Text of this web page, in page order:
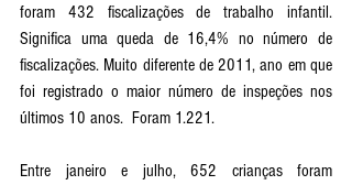
foram 432 fiscalizações de trabalho infantil.
Significa uma queda de 16,4% no número de
fiscalizações. Muito diferente de 2011, ano em que
foi registrado o maior número de inspeções nos
últimos 10 anos.  Foram 1.221.
Entre janeiro e julho, 652 crianças foram